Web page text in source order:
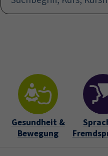
Gesundheit &
Bewegung